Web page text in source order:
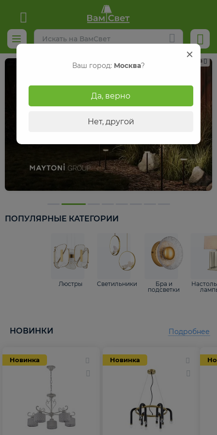
Реклама
ПОПУЛЯРНЫЕ КАТЕГОРИИ
Люстры Светильники
Бра и
подсветки
НОВИНКИ
Новинка Новинка
Подробнее
Ваш город: Москва?
Да, верно
Нет, другой